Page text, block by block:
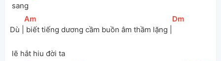
sang
Dù |
[
Am
biết tiếng dương cầm buồn âm thầm lặng |
[Dm
lẽ hắt hiu đời ta